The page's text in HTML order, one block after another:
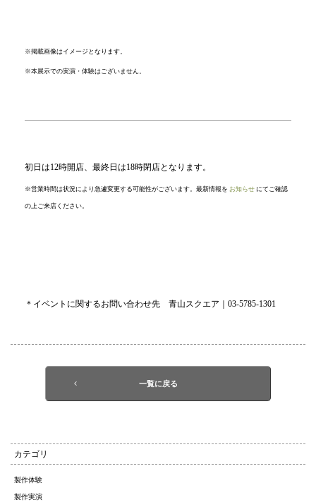
※掲載画像はイメージとなります。
※本展示での実演・体験はございません。
初日は12時開店、最終日は18時閉店となります。
※営業時間は状況により急遽変更する可能性がございます。最新情報を お知らせ にてご確認
の上ご来店ください。
＊イベントに関するお問い合わせ先 青山スクエア｜03-5785-1301
一覧に戻る
カテゴリ
製作体験
製作実演